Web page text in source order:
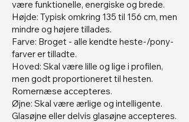
være funktionelle, energiske og brede.
Højde: Typisk omkring 135 til 156 cm, men
mindre og højere tillades.
Farve: Broget - alle kendte heste-/pony-
farver er tilladte.
Hoved: Skal være lille og lige i profilen,
men godt proportioneret til hesten.
Romernæse accepteres.
Øjne: Skal være ærlige og intelligente.
Glasøjne eller delvis glasøjne accepteres.